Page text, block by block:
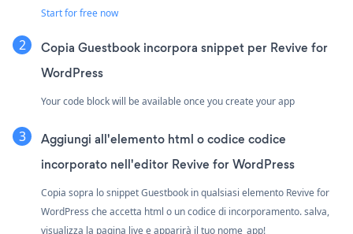
Start for free now
Copia Guestbook incorpora snippet per Revive for
WordPress
Your code block will be available once you create your app
Aggiungi all'elemento html o codice codice
incorporato nell'editor Revive for WordPress
Copia sopra lo snippet Guestbook in qualsiasi elemento Revive for
WordPress che accetta html o un codice di incorporamento. salva,
visualizza la pagina live e apparirà il tuo nome_app!